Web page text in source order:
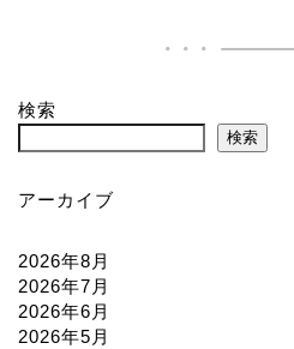
検索
検索
アーカイブ
2026年8月
2026年7月
2026年6月
2026年5月